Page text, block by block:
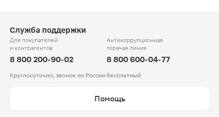
Служба поддержки
Для покупателей
и контрагентов
8 800 200-90-02
Антикоррупционная
горячая линия
8 800 600-04-77
Круглосуточно, звонок по России бесплатный
Помощь